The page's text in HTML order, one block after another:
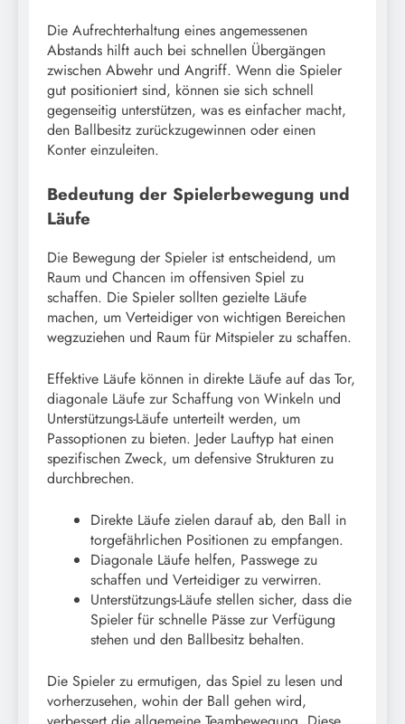
Die Aufrechterhaltung eines angemessenen
Abstands hilft auch bei schnellen Übergängen
zwischen Abwehr und Angriff. Wenn die Spieler
gut positioniert sind, können sie sich schnell
gegenseitig unterstützen, was es einfacher macht,
den Ballbesitz zurückzugewinnen oder einen
Konter einzuleiten.
Bedeutung der Spielerbewegung und
Läufe
Die Bewegung der Spieler ist entscheidend, um
Raum und Chancen im offensiven Spiel zu
schaffen. Die Spieler sollten gezielte Läufe
machen, um Verteidiger von wichtigen Bereichen
wegzuziehen und Raum für Mitspieler zu schaffen.
Effektive Läufe können in direkte Läufe auf das Tor,
diagonale Läufe zur Schaffung von Winkeln und
Unterstützungs-Läufe unterteilt werden, um
Passoptionen zu bieten. Jeder Lauftyp hat einen
spezifischen Zweck, um defensive Strukturen zu
durchbrechen.
Direkte Läufe zielen darauf ab, den Ball in
torgefährlichen Positionen zu empfangen.
Diagonale Läufe helfen, Passwege zu
schaffen und Verteidiger zu verwirren.
Unterstützungs-Läufe stellen sicher, dass die
Spieler für schnelle Pässe zur Verfügung
stehen und den Ballbesitz behalten.
Die Spieler zu ermutigen, das Spiel zu lesen und
vorherzusehen, wohin der Ball gehen wird,